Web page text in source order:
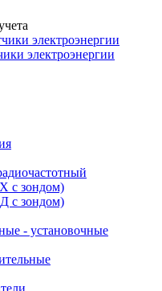
электроэнергии
электроэнергии
с зондом)
с зондом)
- установочные